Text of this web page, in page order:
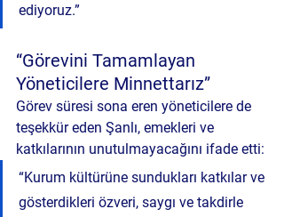
ediyoruz.”
“Görevini Tamamlayan
Yöneticilere Minnettarız”
Görev süresi sona eren yöneticilere de
teşekkür eden Şanlı, emekleri ve
katkılarının unutulmayacağını ifade etti:
“Kurum kültürüne sundukları katkılar ve
gösterdikleri özveri, saygı ve takdirle